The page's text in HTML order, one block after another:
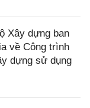
Xây dựng ban
về Công trình
dựng sử dụng